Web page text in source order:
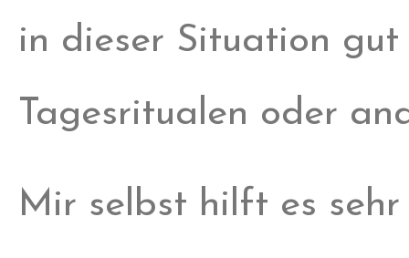
in dieser Situation
Tagesritualen oder
Mir selbst hilft es